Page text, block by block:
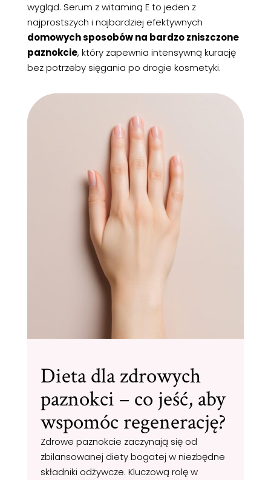
wygląd. Serum z witaminą E to jeden z
najprostszych i najbardziej efektywnych
domowych sposobów na bardzo zniszczone
paznokcie, który zapewnia intensywną kurację
bez potrzeby sięgania po drogie kosmetyki.
Dieta dla zdrowych
paznokci – co jeść, aby
wspomóc regenerację?
Zdrowe paznokcie zaczynają się od
zbilansowanej diety bogatej w niezbędne
składniki odżywcze. Kluczową rolę w